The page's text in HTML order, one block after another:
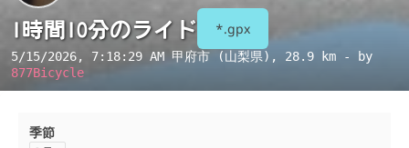
1時間10分のライド *.gpx
5/15/2026, 7:18:29 AM 甲府市 (山梨県) , 28.9 km - by
877Bicycle
季節